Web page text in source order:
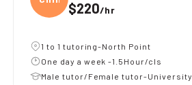
$220/hr
1 to 1 tutoring-North Point
One day a week -1.5Hour/cls
Male tutor/Female tutor-University